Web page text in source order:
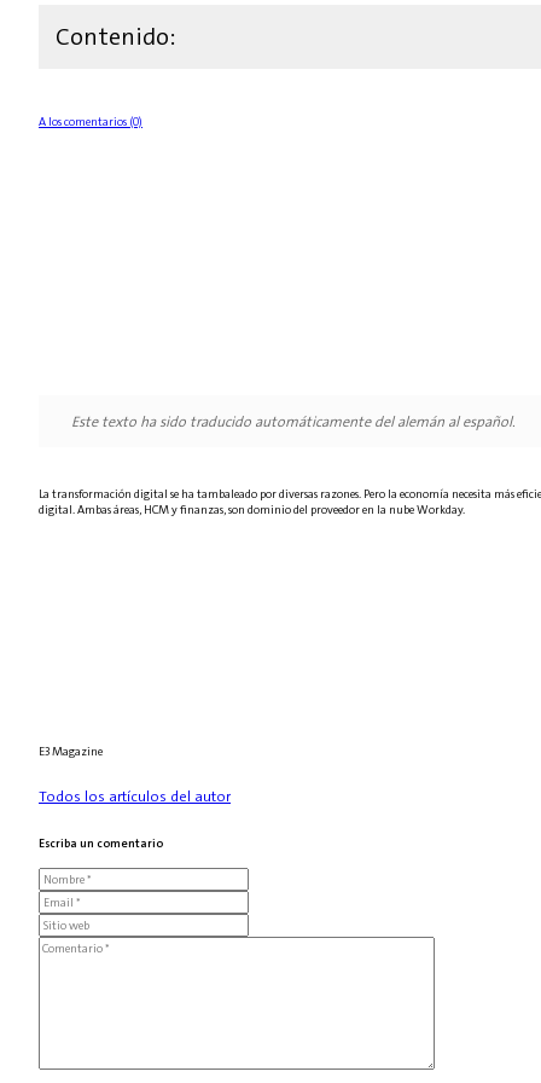
Contenido:
A los comentarios (0)
Este texto ha sido traducido automáticamente del alemán al español.
La transformación digital se ha tambaleado por diversas razones. Pero la economía necesita más
digital. Ambas áreas, HCM y finanzas, son dominio del proveedor en la nube Workday.
E3 Magazine
Todos los artículos del autor
Escriba un comentario